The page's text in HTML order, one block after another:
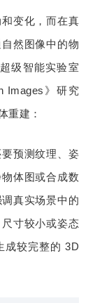
变化，而在真
然图像中的物
级智能实验室
Images》研究
重建：
预测纹理、姿
体图或合成数
真实场景中的
寸较小或姿态
成较完整的 3D